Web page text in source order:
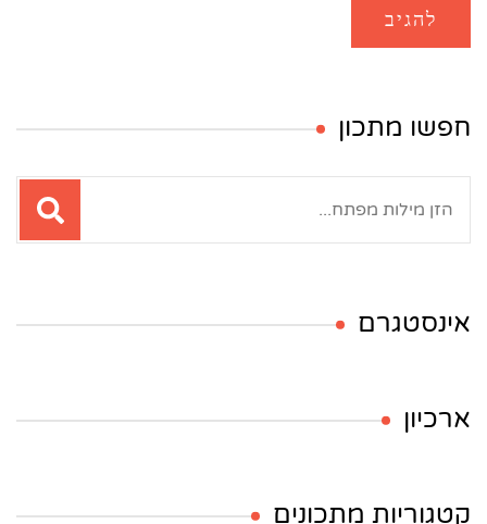
חפשו מתכון
אינסטגרם
ארכיון
קטגוריות מתכונים